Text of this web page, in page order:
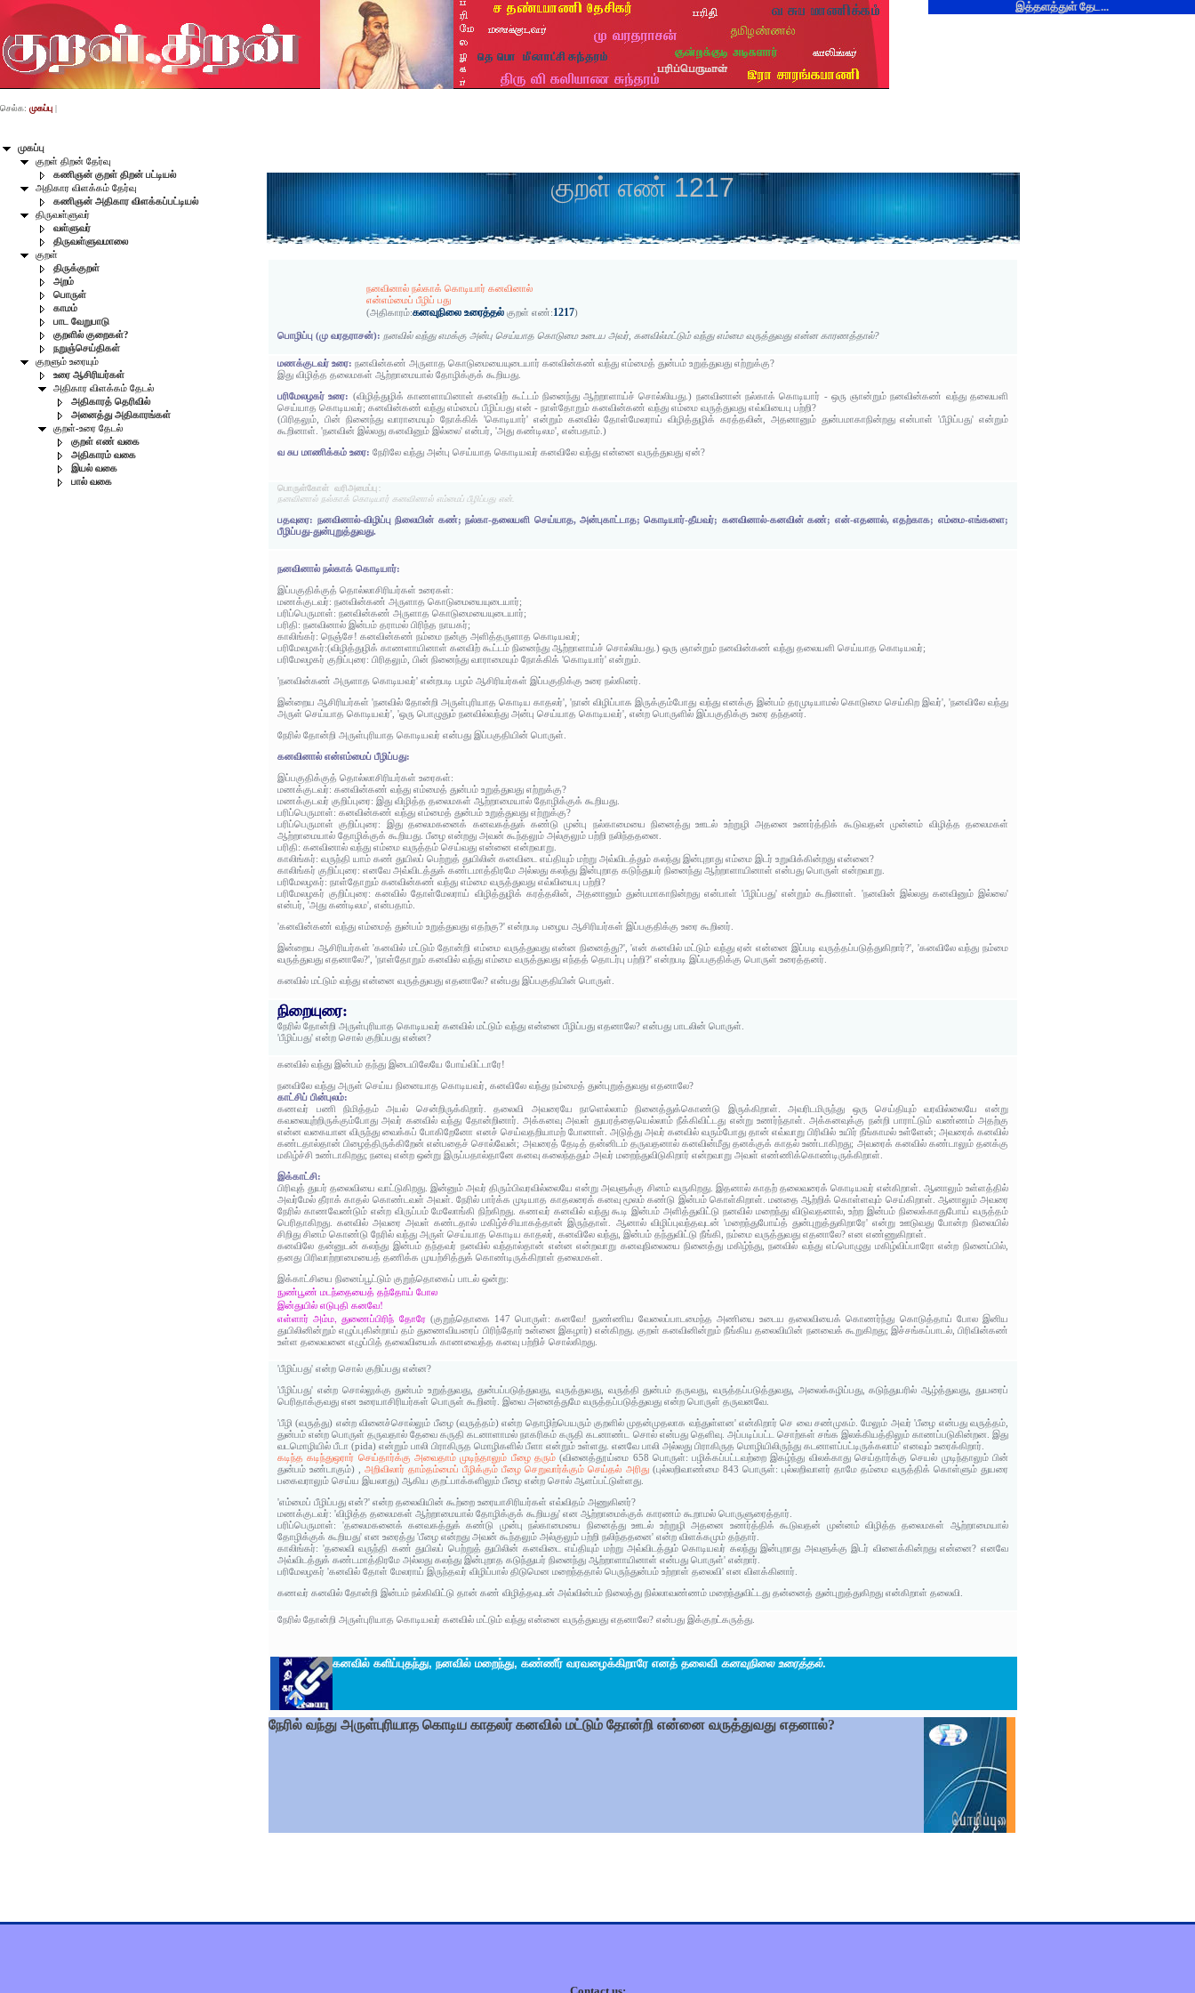
இத்தளத்துள் தேட...
முகப்பு
குறள் திறன் தேர்வு
கணிஞன் குறள் திறன் பட்டியல்
அதிகார விளக்கம் தேர்வு
கணிஞன் அதிகார விளக்கப்பட்டியல்
திருவள்ளுவர்
வள்ளுவர்
திருவள்ளுவமாலை
குறள்
திருக்குறள்
அறம்
பொருள்
காமம்
பாட வேறுபாடு
குறளில் குறைகள்?
நறுஞ்செய்திகள்
குறளும் உரையும்
உரை ஆசிரியர்கள்
அதிகார விளக்கம் தேடல்
அதிகாரத் தெரிவில்
அனைத்து அதிகாரங்கள்
குறள்-உரை தேடல்
குறள் எண் வகை
அதிகாரம் வகை
இயல் வகை
பால் வகை
செல்க: முகப்பு |
குறள் எண் 1217
நனவினால் நல்காக் கொடியார் கனவினால்
என்எம்மைப் பீழிப் பது
(அதிகாரம்:கனவுநிலை உரைத்தல் குறள் எண்:1217)
பொழிப்பு (மு வரதராசன்): நனவில் வந்து எமக்கு அன்பு செய்யாத கொடுமை உடைய அவர், கனவில்மட்டும் வந்து எம்மை வருத்துவது என்ன காரணத்தால்?
மணக்குடவர் உரை:நனவின்கண் அருளாத கொடுமையையுடையார் கனவின்கண் வந்து எம்மைத் துன்பம் உறுத்துவது எற்றுக்கு?
இது விழித்த தலைமகள் ஆற்றாமையால் தோழிக்குக் கூறியது.
பரிமேலழகர் உரை: (விழித்துழிக் காணளாயினாள் கனவிற் கூட்டம் நினைந்து ஆற்றாளாய்ச் சொல்லியது.) நனவினான் நல்காக் கொடியார் - ஒரு ஞான்றும் நனவின்கண் வந்து தலையளி
செய்யாத கொடியவர்; கனவின்கண் வந்து எம்மைப் பீழிப்பது என் - நாள்தோறும் கனவின்கண் வந்து எம்மை வருத்துவது எவ்வியைபு பற்றி?
(பிரிதலும், பின் நினைந்து வாராமையும் நோக்கிக் 'கொடியார்' என்றும் கனவில் தோள்மேலராய் விழித்துழிக் கரத்தலின், அதனானும் துன்பமாகாநின்றது என்பாள் 'பீழிப்பது' என்றும்
கூறினாள். 'நனவின் இல்லது கனவினும் இல்லை' என்பர், 'அது கண்டிலம', என்பதாம்.)
வ சுப மாணிக்கம் உரை:நேரிலே வந்து அன்பு செய்யாத கொடியவர் கனவிலே வந்து என்னை வருத்துவது ஏன்?
பொருள்கோள் வரிஅமைப்பு:
நனவினால் நல்காக் கொடியார் கனவினால் எம்மைப் பீழிப்பது என்.
பதவுரை: நனவினால்-விழிப்பு நிலையின் கண்; நல்கா-தலையளி செய்யாத, அன்புகாட்டாத; கொடியார்-தீயவர்; கனவினால்-கனவின் கண்; என்-எதனால், எதற்காக; எம்மை-எங்களை;
பீழிப்பது-துன்புறுத்துவது.
நனவினால் நல்காக் கொடியார்:
இப்பகுதிக்குத் தொல்லாசிரியர்கள் உரைகள்:
மணக்குடவர்: நனவின்கண் அருளாத கொடுமையையுடையார்;
பரிப்பெருமாள்: நனவின்கண் அருளாத கொடுமையையுடையார்;
பரிதி: நனவினால் இன்பம் தராமல் பிரிந்த நாயகர்;
காலிங்கர்: நெஞ்சே! கனவின்கண் நம்மை நன்கு அளித்தருளாத கொடியவர்;
பரிமேலழகர்:(விழித்துழிக் காணளாயினாள் கனவிற் கூட்டம் நினைந்து ஆற்றாளாய்ச் சொல்லியது.) ஒரு ஞான்றும் நனவின்கண் வந்து தலையளி செய்யாத கொடியவர்;
பரிமேலழகர் குறிப்புரை: பிரிதலும், பின் நினைந்து வாராமையும் நோக்கிக் 'கொடியார்' என்றும்.
'நனவின்கண் அருளாத கொடியவர்' என்றபடி பழம் ஆசிரியர்கள் இப்பகுதிக்கு உரை நல்கினர்.
இன்றைய ஆசிரியர்கள் 'நனவில் தோன்றி அருள்புரியாத கொடிய காதலர்', 'நான் விழிப்பாக இருக்கும்போது வந்து எனக்கு இன்பம் தரமுடியாமல் கொடுமை செய்கிற இவர்', 'நனவிலே வந்து
அருள் செய்யாத கொடியவர்', 'ஒரு பொழுதும் நனவில்வந்து அன்பு செய்யாத கொடியவர்', என்ற பொருளில் இப்பகுதிக்கு உரை தந்தனர்.
நேரில் தோன்றி அருள்புரியாத கொடியவர் என்பது இப்பகுதியின் பொருள்.
கனவினால் என்எம்மைப் பீழிப்பது:
இப்பகுதிக்குத் தொல்லாசிரியர்கள் உரைகள்:
மணக்குடவர்: கனவின்கண் வந்து எம்மைத் துன்பம் உறுத்துவது எற்றுக்கு?
மணக்குடவர் குறிப்புரை: இது விழித்த தலைமகள் ஆற்றாமையால் தோழிக்குக் கூறியது.
பரிப்பெருமாள்: கனவின்கண் வந்து எம்மைத் துன்பம் உறுத்துவது எற்றுக்கு?
பரிப்பெருமாள் குறிப்புரை: இது தலைமகனைக் கனவகத்துக் கண்டு முன்பு நல்காமையை நினைத்து ஊடல் உற்றுழி அதனை உணர்த்திக் கூடுவதன் முன்னம் விழித்த தலைமகள்
ஆற்றாமையால் தோழிக்குக் கூறியது. பீழை என்றது அவன் கூந்தலும் அல்குலும் பற்றி நலிந்ததனை.
பரிதி: கனவினால் வந்து எம்மை வருத்தம் செய்வது என்னை என்றவாறு.
காலிங்கர்: வருந்தி யாம் கண் துயிலப் பெற்றுத் துயிலின் கனவிடை எய்தியும் மற்று அவ்விடத்தும் கலந்து இன்புறாது எம்மை இடர் உறுவிக்கின்றது என்னை?
காலிங்கர் குறிப்புரை: எனவே அவ்விடத்துக் கண்டமாத்திரமே அல்லது கலந்து இன்புறாத கடுந்துயர் நினைந்து ஆற்றாளாயினாள் என்பது பொருள் என்றவாறு.
பரிமேலழகர்: நாள்தோறும் கனவின்கண் வந்து எம்மை வருத்துவது எவ்வியைபு பற்றி?
பரிமேலழகர் குறிப்புரை: கனவில் தோள்மேலராய் விழித்துழிக் கரத்தலின், அதனானும் துன்பமாகாநின்றது என்பாள் 'பீழிப்பது' என்றும் கூறினாள். 'நனவின் இல்லது கனவினும் இல்லை'
என்பர், 'அது கண்டிலம', என்பதாம்.
'கனவின்கண் வந்து எம்மைத் துன்பம் உறுத்துவது எதற்கு?' என்றபடி பழைய ஆசிரியர்கள் இப்பகுதிக்கு உரை கூறினர்.
இன்றைய ஆசிரியர்கள் 'கனவில் மட்டும் தோன்றி எம்மை வருத்துவது என்ன நினைத்து?', 'என் கனவில் மட்டும் வந்து ஏன் என்னை இப்படி வருத்தப்படுத்துகிறார்?', 'கனவிலே வந்து நம்மை
வருத்துவது எதனாலே?', 'நாள்தோறும் கனவில் வந்து எம்மை வருத்துவது எந்தத் தொடர்பு பற்றி?' என்றபடி இப்பகுதிக்கு பொருள் உரைத்தனர்.
கனவில் மட்டும் வந்து என்னை வருத்துவது எதனாலே? என்பது இப்பகுதியின் பொருள்.
நிறையுரை:
நேரில் தோன்றி அருள்புரியாத கொடியவர் கனவில் மட்டும் வந்து என்னை பீழிப்பது எதனாலே? என்பது பாடலின் பொருள்.
'பீழிப்பது' என்ற சொல் குறிப்பது என்ன?
கனவில் வந்து இன்பம் தந்து இடையிலேயே போய்விட்டாரே!
நனவிலே வந்து அருள் செய்ய நினையாத கொடியவர், கனவிலே வந்து நம்மைத் துன்புறுத்துவது எதனாலே?
காட்சிப் பின்புலம்:
கணவர் பணி நிமித்தம் அயல் சென்றிருக்கிறார். தலைவி அவரையே நாளெல்லாம் நினைத்துக்கொண்டு இருக்கிறாள். அவரிடமிருந்து ஒரு செய்தியும் வரவில்லையே என்று
கவலையுற்றிருக்கும்போது அவர் கனவில் வந்து தோன்றினார். அக்கனவு அவள் துயரத்தையெல்லாம் நீக்கிவிட்டது என்று உணர்ந்தாள். அக்கனவுக்கு நன்றி பாராட்டும் வண்ணம் அதற்கு
என்ன வகையான விருந்து வைக்கப் போகிறேனோ எனச் செய்வதறியாமற் போனாள். அடுத்து அவர் கனவில் வரும்போது தான் எவ்வாறு பிரிவில் உயிர் நீங்காமல் உள்ளேன்; அவரைக் கனவில்
கண்டதால்தான் பிழைத்திருக்கிறேன் என்பதைச் சொல்வேன்; அவரைத் தேடித் தன்னிடம் தருவதனால் கனவின்மீது தனக்குக் காதல் உண்டாகிறது; அவரைக் கனவில் கண்டாலும் தனக்கு
மகிழ்ச்சி உண்டாகிறது; நனவு என்ற ஒன்று இருப்பதால்தானே கனவு கலைந்ததும் அவர் மறைந்துவிடுகிறார் என்றவாறு அவள் எண்ணிக்கொண்டிருக்கிறாள்.
இக்காட்சி:
பிரிவுத் துயர் தலைவியை வாட்டுகிறது. இன்னும் அவர் திரும்பிவரவில்லையே என்று அவளுக்கு சினம் வருகிறது. இதனால் காதற் தலைவரைக் கொடியவர் என்கிறாள். ஆனாலும் உள்ளத்தில்
அவர்மேல் தீராக் காதல் கொண்டவள் அவள். நேரில் பார்க்க முடியாத காதலரைக் கனவு மூலம் கண்டு இன்பம் கொள்கிறாள். மனதை ஆற்றிக் கொள்ளவும் செய்கிறாள். ஆனாலும் அவரை
நேரில் காணவேண்டும் என்ற விருப்பம் மேலோங்கி நிற்கிறது. கணவர் கனவில் வந்து கூடி இன்பம் அளித்துவிட்டு நனவில் மறைந்து விடுவதனால், உற்ற இன்பம் நிலைக்காதுபோய் வருத்தம்
பெரிதாகிறது. கனவில் அவரை அவள் கண்டதால் மகிழ்ச்சியாகத்தான் இருந்தாள். ஆனால் விழிப்புவந்தவுடன் 'மறைந்துபோய்த் துன்புறுத்துகிறாரே' என்று ஊடுவது போன்ற நிலையில்
சிறிது சினம் கொண்டு நேரில் வந்து அருள் செய்யாத கொடிய காதலர், கனவிலே வந்து, இன்பம் தந்துவிட்டு நீங்கி, நம்மை வருத்துவது எதனாலே? என எண்ணுகிறாள்.
கனவிலே தன்னுடன் கலந்து இன்பம் தந்தவர் நனவில் வந்தால்தான் என்ன என்றவாறு கனவுநிலையை நினைத்து மகிழ்ந்து, நனவில் வந்து எப்பொழுது மகிழ்விப்பாரோ என்ற நினைப்பில்,
தனது பிரிவாற்றாமையைத் தணிக்க முயற்சித்துக் கொண்டிருக்கிறாள் தலைமகள்.
இக்காட்சியை நினைப்பூட்டும் குறுந்தொகைப் பாடல் ஒன்று:
நுண்பூண் மடந்தையைத் தந்தோய் போல
இன்துயில் எடுபுதி கனவே!
எள்ளார் அம்ம, துணைப்பிரிந் தோரே(குறுந்தொகை 147 பொருள்: கனவே! நுண்ணிய வேலைப்பாடமைந்த அணியை உடைய தலைவியைக் கொணர்ந்து கொடுத்தாய் போல இனிய
துயிலினின்றும் எழுப்புகின்றாய் தம் துணைவியரைப் பிரிந்தோர் உன்னை இகழார்) என்கிறது. குறள் கனவினின்றும் நீங்கிய தலைவியின் நனவைக் கூறுகிறது; இச்சங்கப்பாடல், பிரிவின்கண்
உள்ள தலைவனை எழுப்பித் தலைவியைக் காணவைத்த கனவு பற்றிச் சொல்கிறது.
'பீழிப்பது' என்ற சொல் குறிப்பது என்ன?
'பீழிப்பது' என்ற சொல்லுக்கு துன்பம் உறுத்துவது, துன்பப்படுத்துவது, வருத்துவது, வருத்தி துன்பம் தருவது, வருத்தப்படுத்துவது, அலைக்கழிப்பது, கடுந்துயரில் ஆழ்த்துவது, துயரைப்
பெரிதாக்குவது என உரையாசிரியர்கள் பொருள் கூறினர். இவை அனைத்துமே வருத்தப்படுத்துவது என்ற பொருள் தருவனவே.
'பீழி (வருத்து) என்ற வினைச்சொல்லும் பீழை (வருத்தம்) என்ற தொழிற்பெயரும் குறளில் முதன்முதலாக வந்துள்ளன' என்கிறார் செ வை சண்முகம். மேலும் அவர் 'பீழை என்பது வருத்தம்,
துன்பம் என்ற பொருள் தருவதால் தேவை கருதி கடனாளாமல் நாகரிகம் கருதி கடனாண்ட சொல் என்பது தெளிவு. அப்படிப்பட்ட சொற்கள் சங்க இலக்கியத்திலும் காணப்படுகின்றன. இது
வடமொழியில் பீடா (pida) என்றும் பாலி பிராகிருத மொழிகளில் பீளா என்றும் உள்ளது. எனவே பாலி அல்லது பிராகிருத மொழியிலிருந்து கடனாளப்பட்டிருக்கலாம்' எனவும் உரைக்கிறார்.
கடிந்த கடிந்துஒரார் செய்தார்க்கு அவைதாம் முடிந்தாலும் பீழை தரும்(வினைத்தூய்மை 658 பொருள்: பழிக்கப்பட்டவற்றை இகழ்ந்து விலக்காது செய்தார்க்கு செயல் முடிந்தாலும் பின்
துன்பம் உண்டாகும்) ,அறிவிலார் தாம்தம்மைப் பீழிக்கும் பீழை செறுவார்க்கும் செய்தல் அரிது (புல்லறிவாண்மை 843 பொருள்: புல்லறிவாளர் தாமே தம்மை வருத்திக் கொள்ளும் துயரை
பகைவராலும் செய்ய இயலாது) ஆகிய குறட்பாக்களிலும் பீழை என்ற சொல் ஆளப்பட்டுள்ளது.
'எம்மைப் பீழிப்பது என்?' என்ற தலைவியின் கூற்றை உரையாசிரியர்கள் எவ்விதம் அணுகினர்?
மணக்குடவர்: 'விழித்த தலைமகள் ஆற்றாமையால் தோழிக்குக் கூறியது' என ஆற்றாமைக்குக் காரணம் கூறாமல் பொருளுரைத்தார்.
பரிப்பெருமாள்: 'தலைமகனைக் கனவகத்துக் கண்டு முன்பு நல்காமையை நினைத்து ஊடல் உற்றுழி அதனை உணர்த்திக் கூடுவதன் முன்னம் விழித்த தலைமகள் ஆற்றாமையால்
தோழிக்குக் கூறியது' என உரைத்து 'பீழை என்றது அவன் கூந்தலும் அல்குலும் பற்றி நலிந்ததனை' என்ற விளக்கமும் தந்தார்.
காலிங்கர்: 'தலைவி வருந்தி கண் துயிலப் பெற்றுத் துயிலின் கனவிடை எய்தியும் மற்று அவ்விடத்தும் கொடியவர் கலந்து இன்புறாது அவளுக்கு இடர் விளைக்கின்றது என்னை? எனவே
அவ்விடத்துக் கண்டமாத்திரமே அல்லது கலந்து இன்புறாத கடுந்துயர் நினைந்து ஆற்றாளாயினாள் என்பது பொருள்' என்றார்.
பரிமேலழகர் 'கனவில் தோள் மேலராய் இருந்தவர் விழிப்பால் திடுமென மறைந்ததால் பெருந்துன்பம் உற்றாள் தலைவி' என விளக்கினார்.
கணவர் கனவில் தோன்றி இன்பம் நல்கிவிட்டு தான் கண் விழித்தவுடன் அவ்வின்பம் நிலைத்து நில்லாவண்ணம் மறைந்துவிட்டது தன்னைத் துன்புறுத்துகிறது என்கிறாள் தலைவி.
நேரில் தோன்றி அருள்புரியாத கொடியவர் கனவில் மட்டும் வந்து என்னை வருத்துவது எதனாலே? என்பது இக்குறட்கருத்து.
கனவில் களிப்புதந்து, நனவில் மறைந்து, கண்ணீர் வரவழைக்கிறாரே எனத் தலைவி கனவுநிலை உரைத்தல்.
நேரில் வந்து அருள்புரியாத கொடிய காதலர் கனவில் மட்டும் தோன்றி என்னை வருத்துவது எதனால்?